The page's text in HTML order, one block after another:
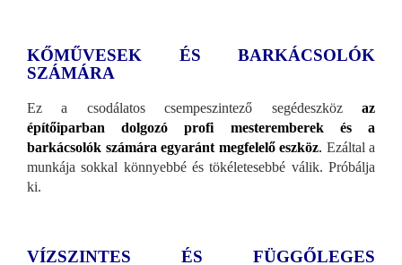
KŐMŰVESEK ÉS BARKÁCSOLÓK
SZÁMÁRA
Ez a csodálatos csempeszintező segédeszköz az
építőiparban dolgozó profi mesteremberek és a
barkácsolók számára egyaránt megfelelő eszköz. Ezáltal a
munkája sokkal könnyebbé és tökéletesebbé válik. Próbálja
ki.
VÍZSZINTES ÉS FÜGGŐLEGES